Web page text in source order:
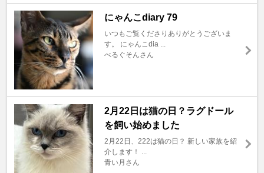
にゃんこdiary 79
いつもご覧くださりありがとうございま
す。 にゃんこdia ...
べるぐそんさん
2月22日は猫の日？ラグドール
を飼い始めました
2月22日、222は猫の日？ 新しい家族を紹
介します！ ...
青い月さん